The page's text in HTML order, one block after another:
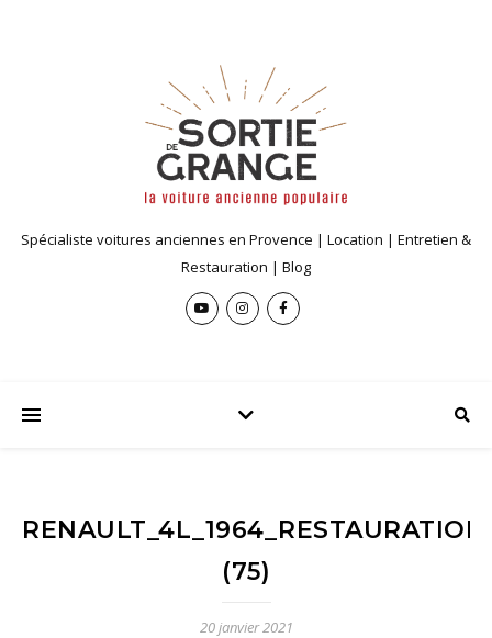
Spécialiste voitures anciennes en Provence | Location | Entretien &
Restauration | Blog
RENAULT_4L_1964_RESTAURATION
(75)
20 janvier 2021